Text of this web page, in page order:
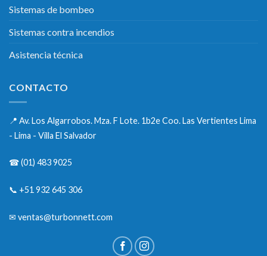
Sistemas de bombeo
Sistemas contra incendios
Asistencia técnica
CONTACTO
📍 Av. Los Algarrobos. Mza. F Lote. 1b2e Coo. Las Vertientes Lima
- Lima - Villa El Salvador
☎(01) 483 9025
📞 +51 932 645 306
✉ ventas@turbonnett.com